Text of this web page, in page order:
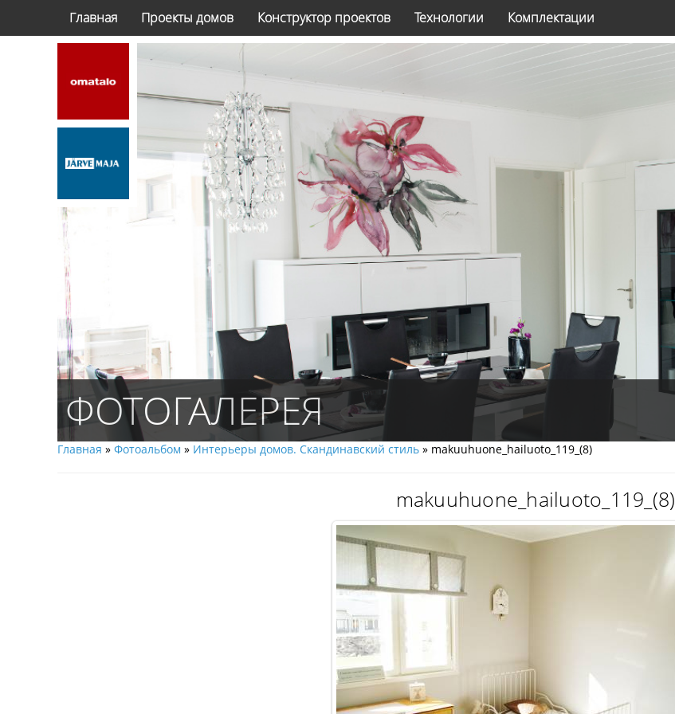
Главная Проекты домов Конструктор проектов Технологии Комплектации
ФОТОГАЛЕРЕЯ
Главная » Фотоальбом » Интерьеры домов. Скандинавский cтиль » makuuhuone_hailuoto_119_(8)
makuuhuone_hailuoto_119_(8)